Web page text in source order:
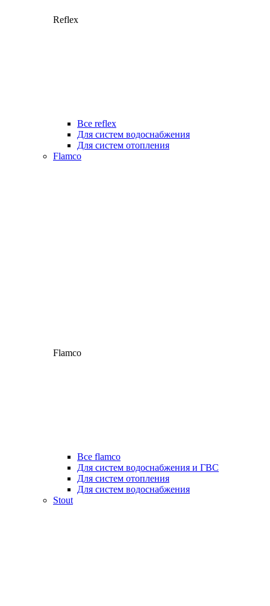
Reflex
Все reflex
Для систем водоснабжения
Для систем отопления
Flamco
Flamco
Все flamco
Для систем водоснабжения и ГВС
Для систем отопления
Для систем водоснабжения
Stout